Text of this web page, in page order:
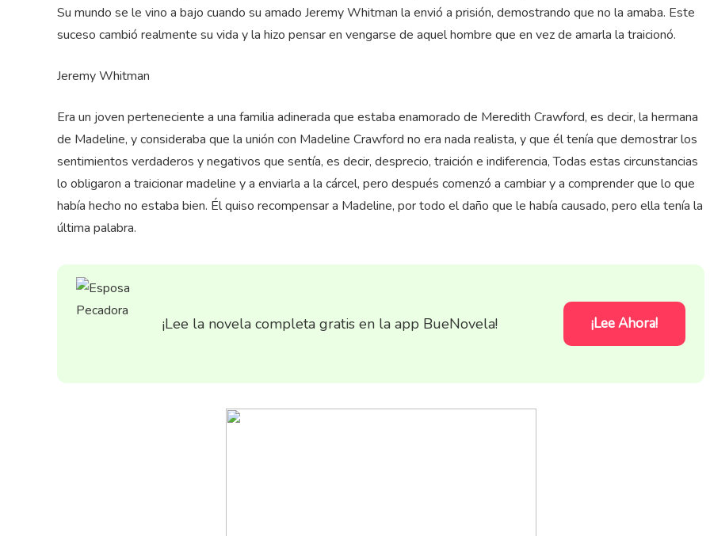
Su mundo se le vino a bajo cuando su amado Jeremy Whitman la envió a prisión, demostrando que no la amaba. Este
suceso cambió realmente su vida y la hizo pensar en vengarse de aquel hombre que en vez de amarla la traicionó.
Jeremy Whitman
Era un joven perteneciente a una familia adinerada que estaba enamorado de Meredith Crawford, es decir, la hermana
de Madeline, y consideraba que la unión con Madeline Crawford no era nada realista, y que él tenía que demostrar los
sentimientos verdaderos y negativos que sentía, es decir, desprecio, traición e indiferencia, Todas estas circunstancias
lo obligaron a traicionar madeline y a enviarla a la cárcel, pero después comenzó a cambiar y a comprender que lo que
había hecho no estaba bien. Él quiso recompensar a Madeline, por todo el daño que le había causado, pero ella tenía la
última palabra.
¡Lee la novela completa gratis en la app BueNovela! ¡Lee Ahora!